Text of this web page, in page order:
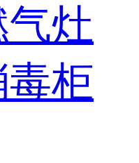
灶
毒柜